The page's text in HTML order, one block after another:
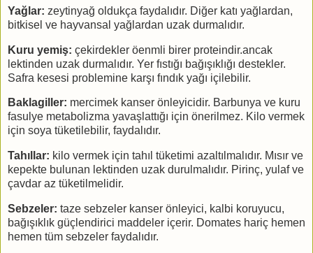
Yağlar: zeytinyağ oldukça faydalıdır. Diğer katı yağlardan,
bitkisel ve hayvansal yağlardan uzak durmalıdır.
Kuru yemiş: çekirdekler öenmli birer proteindir.ancak
lektinden uzak durmalıdır. Yer fıstığı bağışıklığı destekler.
Safra kesesi problemine karşı fındık yağı içilebilir.
Baklagiller: mercimek kanser önleyicidir. Barbunya ve kuru
fasulye metabolizma yavaşlattığı için önerilmez. Kilo vermek
için soya tüketilebilir, faydalıdır.
Tahıllar: kilo vermek için tahıl tüketimi azaltılmalıdır. Mısır ve
kepekte bulunan lektinden uzak durulmalıdır. Pirinç, yulaf ve
çavdar az tüketilmelidir.
Sebzeler: taze sebzeler kanser önleyici, kalbi koruyucu,
bağışıklık güçlendirici maddeler içerir. Domates hariç hemen
hemen tüm sebzeler faydalıdır.